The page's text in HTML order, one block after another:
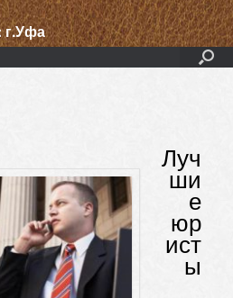
г.Уфа
Луч
ши
е
юр
ист
ы